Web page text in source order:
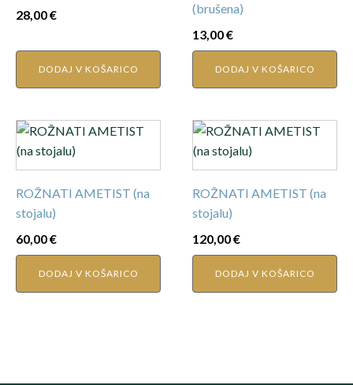
28,00€
DODAJ V KOŠARICO
(brušena)
13,00€
DODAJ V KOŠARICO
ROŽNATI AMETIST (na
stojalu)
60,00€
DODAJ V KOŠARICO
ROŽNATI AMETIST (na
stojalu)
120,00€
DODAJ V KOŠARICO